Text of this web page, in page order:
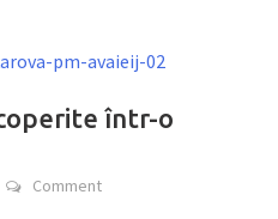
într-o
Comment